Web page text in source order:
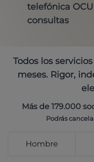
telefónica
consultas
Todos los
meses. Rigor,
Más de 179.000
Podrás
Hombre